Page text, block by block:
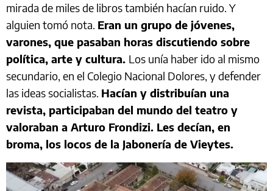
mirada de miles de libros también hacían ruido. Y
alguien tomó nota. Eran un grupo de jóvenes,
varones, que pasaban horas discutiendo sobre
política, arte y cultura. Los unía haber ido al mismo
secundario, en el Colegio Nacional Dolores, y defender
las ideas socialistas. Hacían y distribuían una
revista, participaban del mundo del teatro y
valoraban a Arturo Frondizi. Les decían, en
broma, los locos de la Jabonería de Vieytes.